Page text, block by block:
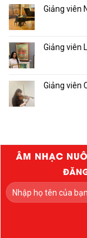
Giảng viên
Giảng viên
Giảng viên
ÂM NHẠC